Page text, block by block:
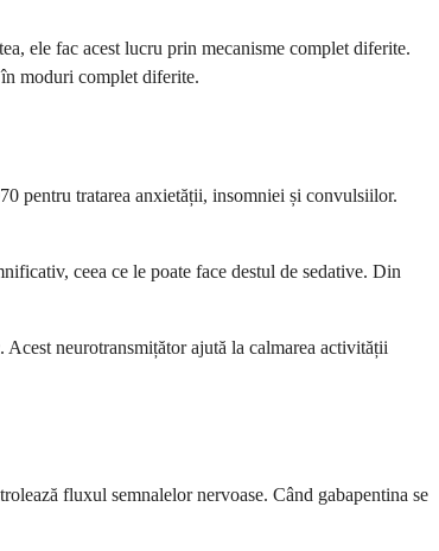
ele fac acest lucru prin mecanisme complet diferite.
moduri complet diferite.
pentru tratarea anxietății, insomniei și convulsiilor.
ceea ce le poate face destul de sedative. Din
neurotransmițător ajută la calmarea activității
fluxul semnalelor nervoase. Când gabapentina se